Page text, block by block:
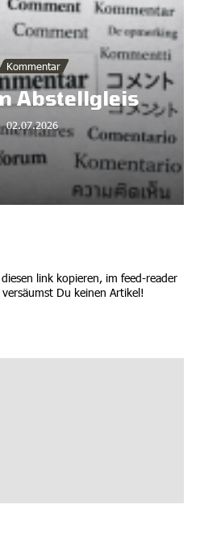
Kommentar
Abstellgleis
link kopieren, im feed-reader
Du keinen Artikel!